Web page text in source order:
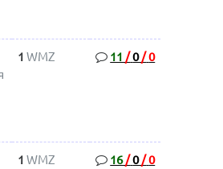
1 WMZ 11 /0/0
1 WMZ 16/0/0